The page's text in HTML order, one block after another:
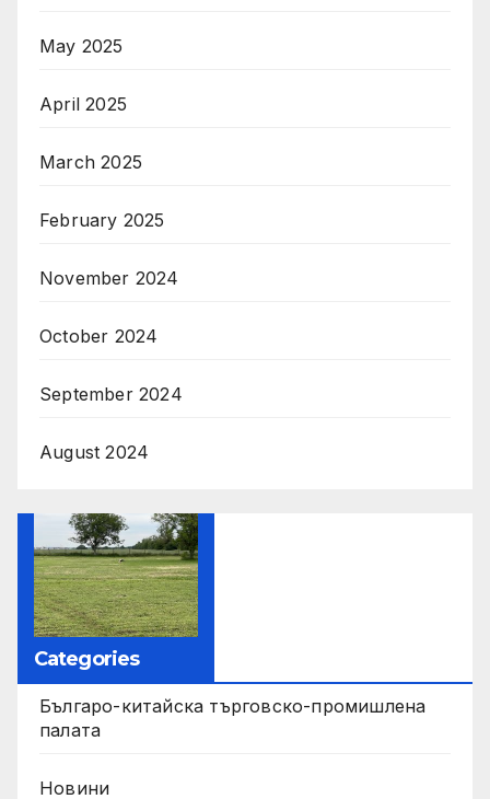
May 2025
April 2025
March 2025
February 2025
November 2024
October 2024
September 2024
August 2024
Categories
Българо-китайска търговско-промишлена
палата
Новини